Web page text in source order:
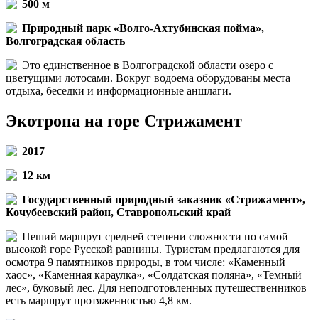
500 м
Природный парк «Волго-Ахтубинская пойма»,
Волгоградская область
Это единственное в Волгоградской области озеро с
цветущими лотосами. Вокруг водоема оборудованы места
отдыха, беседки и информационные аншлаги.
Экотропа на горе Стрижамент
2017
12 км
Государственный природный заказник «Стрижамент»,
Кочубеевский район, Ставропольский край
Пеший маршрут средней степени сложности по самой
высокой горе Русской равнины. Туристам предлагаются для
осмотра 9 памятников природы, в том числе: «Каменный
хаос», «Каменная караулка», «Солдатская поляна», «Темный
лес», буковый лес. Для неподготовленных путешественников
есть маршрут протяженностью 4,8 км.